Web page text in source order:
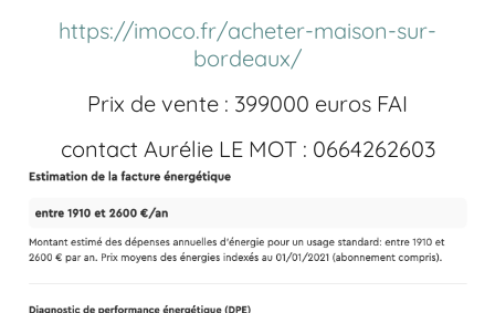
https://imoco.fr/acheter-maison-sur-
bordeaux/
Prix de vente : 399000 euros FAI
contact Aurélie LE MOT : 0664262603